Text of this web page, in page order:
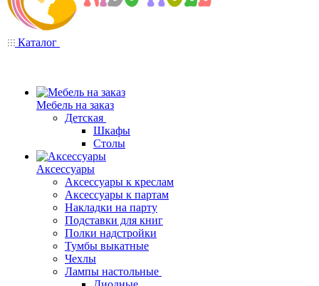
Каталог
Мебель на заказ
Детская
Шкафы
Столы
Аксессуары
Аксессуары к креслам
Аксессуары к партам
Накладки на парту
Подставки для книг
Полки надстройки
Тумбы выкатные
Чехлы
Лампы настольные